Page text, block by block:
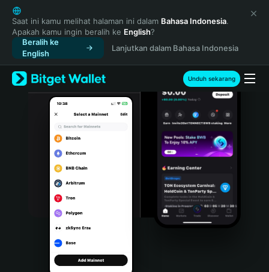
English
日本語
Tiếng Việt
Русский
Español (Latinoamérica)
Türkçe
Italiano
Português (Portugal)
Bahasa Indonesia
Português (Brasil)
Español (Argentina)
Saat ini kamu melihat halaman ini dalam Bahasa Indonesia.
Apakah kamu ingin beralih ke English?
Beralih ke
English
Lanjutkan dalam Bahasa Indonesia
Unduh sekarang